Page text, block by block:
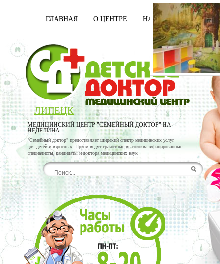
ГЛАВНАЯ О ЦЕНТРЕ НАШИ ВРАЧИ
ЛИПЕЦК
МЕДИЦИНСКИЙ ЦЕНТР "СЕМЕЙНЫЙ ДОКТОР" НА
НЕДЕЛИНА
"Семейный доктор" предоставляет широкий спектр медицинских услуг
для детей и взрослых. Прием ведут грамотные высококвалифицированные
специалисты, кандидаты и доктора медицинских наук.